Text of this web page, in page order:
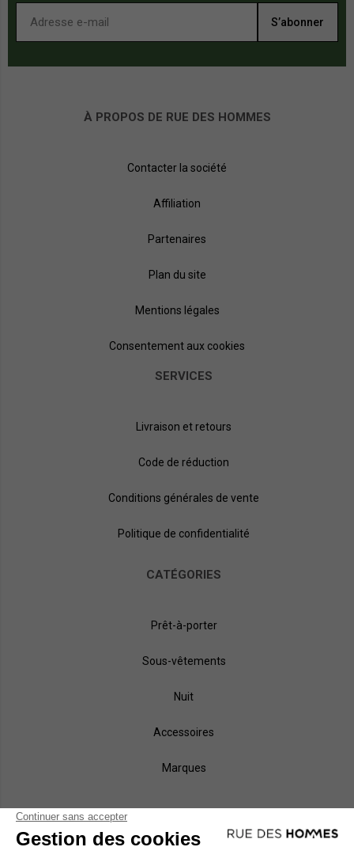
S’abonner
À PROPOS DE RUE DES HOMMES
Contacter la société
Affiliation
Partenaires
Plan du site
Mentions légales
Consentement aux cookies
SERVICES
Livraison et retours
Code de réduction
Conditions générales de vente
Politique de confidentialité
CATÉGORIES
Prêt-à-porter
Sous-vêtements
Nuit
Accessoires
Marques
NOS MÉTHODES DE PAIEMENT